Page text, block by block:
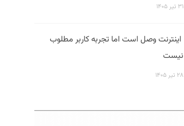
۳۱ تیر ۱۴۰۵
اینترنت وصل است اما تجربه کاربر مطلوب
نیست
۲۸ تیر ۱۴۰۵